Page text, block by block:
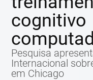
cognitivo
Pesquisa
Internacional
em Chicago